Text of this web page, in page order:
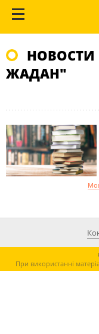
НОВОСТИ
ЖАДАН"
При використанні